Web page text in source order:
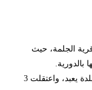
قرية الجلمة، حيث
بالدورية.
2. الساعة 03:50 اقتحمت قوات الإحتلال بلدة يعبد، واعتقلت 3